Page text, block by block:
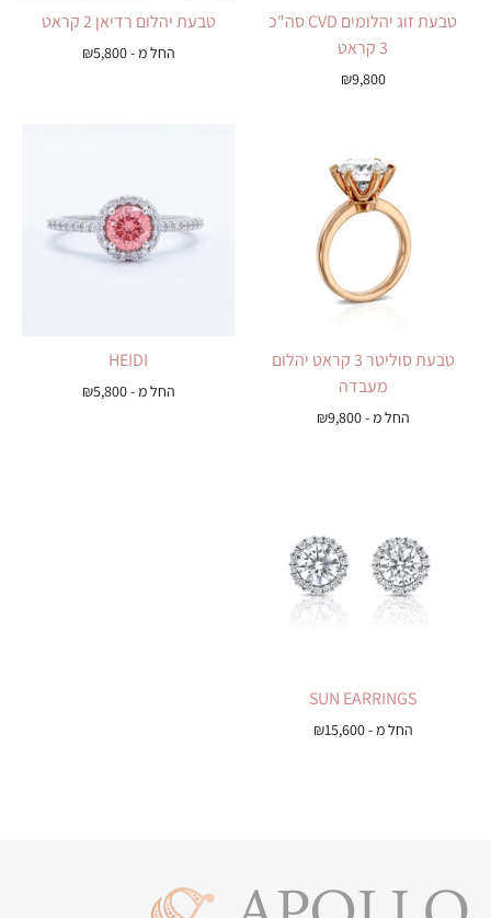
טבעת זוג יהלומים CVD סה"כ
3 קראט
₪9,800
טבעת יהלום רדיאן 2 קראט
החל מ - ₪5,800
טבעת סוליטר 3 קראט יהלום
מעבדה
החל מ - ₪9,800
HEIDI
החל מ - ₪5,800
SUN EARRINGS
החל מ - ₪15,600